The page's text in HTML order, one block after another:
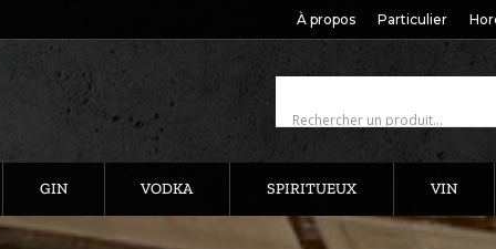
À propos Particulier
GIN VODKA SPIRITUEUX VIN